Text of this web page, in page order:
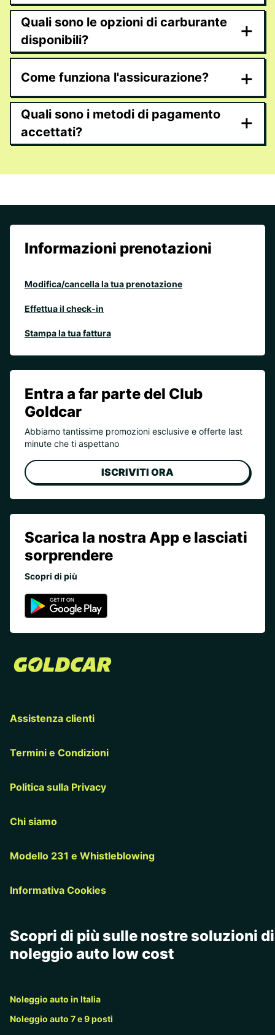
Quali sono le opzioni di carburante
disponibili?
+
Come funziona l'assicurazione? +
Quali sono i metodi di pagamento
accettati?
+
Informazioni prenotazioni
Modifica/cancella la tua prenotazione
Effettua il check-in
Stampa la tua fattura
Entra a far parte del Club
Goldcar
Abbiamo tantissime promozioni esclusive e offerte last
minute che ti aspettano
ISCRIVITI ORA
Scarica la nostra App e lasciati
sorprendere
Scopri di più
Assistenza clienti
Termini e Condizioni
Politica sulla Privacy
Chi siamo
Modello 231 e Whistleblowing
Informativa Cookies
Scopri di più sulle nostre soluzioni di
noleggio auto low cost
Noleggio auto in Italia
Noleggio auto 7 e 9 posti